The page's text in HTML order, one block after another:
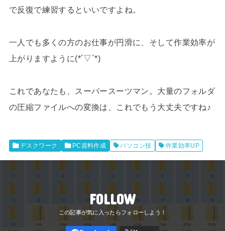
で反復で練習するといいですよね。
一人でも多くの方のお仕事が円滑に、そして作業効率が
上がりますように(*´▽`*)
これであなたも、スーパースーツマン。大量のフォルダ
の圧縮ファイルへの変換は、これでもう大丈夫ですね♪
デスクワーク PC資料作成 パソコン技 作業効率UP
FOLLOW